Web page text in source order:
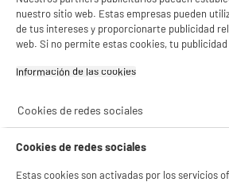
Marca
Potencia (W) 8 000W
Superficie de cocción
Placas extraíbles
Superficie de cocción
nuestro sitio web. Estas empresas pueden
de tus intereses y proporcionarte publicidad
web. Si no permite estas cookies, tu
Información de las cookies‎
Cookies de redes sociales
Cookies de redes sociales
Estas cookies son activadas por los servicios